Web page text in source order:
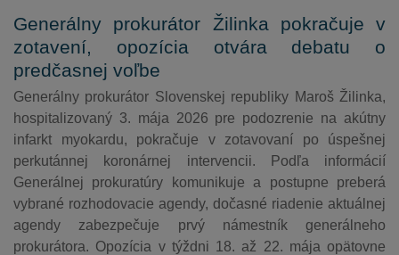
Generálny prokurátor Žilinka pokračuje v
zotavení, opozícia otvára debatu o
predčasnej voľbe
Generálny prokurátor Slovenskej republiky Maroš Žilinka,
hospitalizovaný 3. mája 2026 pre podozrenie na akútny
infarkt myokardu, pokračuje v zotavovaní po úspešnej
perkutánnej koronárnej intervencii. Podľa informácií
Generálnej prokuratúry komunikuje a postupne preberá
vybrané rozhodovacie agendy, dočasné riadenie aktuálnej
agendy zabezpečuje prvý námestník generálneho
prokurátora. Opozícia v týždni 18. až 22. mája opätovne